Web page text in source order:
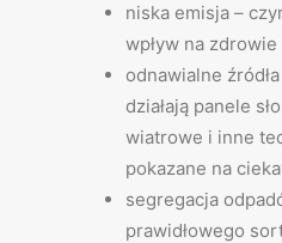
niska emisja –
wpływ na
odnawialne
działają panele
wiatrowe i inne
pokazane na
segregacja
prawidłowego